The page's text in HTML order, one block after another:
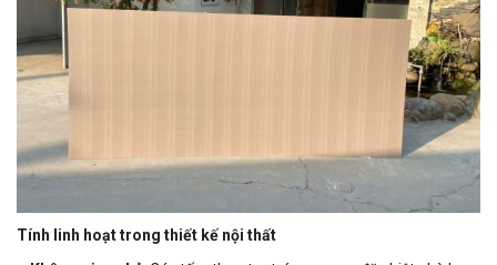
Tính linh hoạt trong thiết kế nội thất